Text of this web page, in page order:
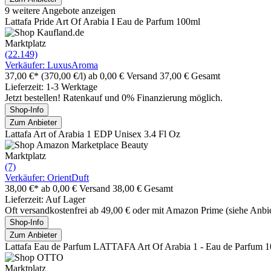
9 weitere Angebote anzeigen
Lattafa Pride Art Of Arabia I Eau de Parfum 100ml
Marktplatz
(22.149)
Verkäufer: LuxusAroma
37,00 €* (370,00 €/l) ab 0,00 € Versand 37,00 € Gesamt
Lieferzeit: 1-3 Werktage
Jetzt bestellen! Ratenkauf und 0% Finanzierung möglich.
Shop-Info
Zum Anbieter
Lattafa Art of Arabia 1 EDP Unisex 3.4 Fl Oz
Marktplatz
(7)
Verkäufer: OrientDuft
38,00 €* ab 0,00 € Versand 38,00 € Gesamt
Lieferzeit: Auf Lager
Oft versandkostenfrei ab 49,00 € oder mit Amazon Prime (siehe
Shop-Info
Zum Anbieter
Lattafa Eau de Parfum LATTAFA Art Of Arabia 1 - Eau de Parfum
Marktplatz